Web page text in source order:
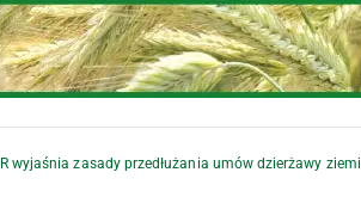
wyjaśnia zasady przedłużania umów dzierżawy ziemi